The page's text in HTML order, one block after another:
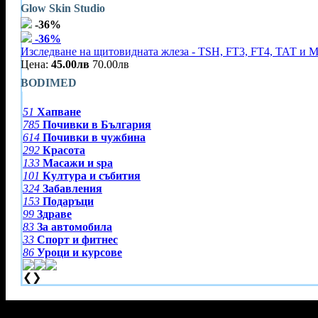
Glow Skin Studio
-36%
-36%
Изследване на щитовидната жлеза - TSH, FT3, FT4, ТАТ и
Цена: 45.00лв 70.00лв
BODIMED
51 Хапване
785 Почивки в България
614 Почивки в чужбина
292 Красота
133 Масажи и spa
101 Култура и събития
324 Забавления
153 Подаръци
99 Здраве
83 За автомобила
33 Спорт и фитнес
86 Уроци и курсове
❮ ❯